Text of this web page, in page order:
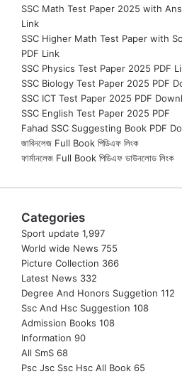
SSC Math Test Paper 2025 with
Link
SSC Higher Math Test Paper with
PDF Link
SSC Physics Test Paper 2025 PDF
SSC Biology Test Paper 2025 PDF
SSC ICT Test Paper 2025 PDF
SSC English Test Paper 2025 PDF
Fahad SSC Suggesting Book PDF
জাবিনলেজ Full Book পিডিএফ লিংক
ফার্মানলেজ Full Book পিডিএফ ডাউনলোড লিংক
Categories
Sport update 1,997
World wide News 755
Picture Collection 366
Latest News 332
Degree And Honors Suggetion 112
Ssc And Hsc Suggestion 108
Admission Books 108
Information 90
All SmS 68
Psc Jsc Ssc Hsc All Book 65